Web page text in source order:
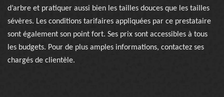
d’arbre et pratiquer aussi bien les tailles douces que les tailles
sévères. Les conditions tarifaires appliquées par ce prestataire
sont également son point fort. Ses prix sont accessibles à tous
les budgets. Pour de plus amples informations, contactez ses
chargés de clientèle.